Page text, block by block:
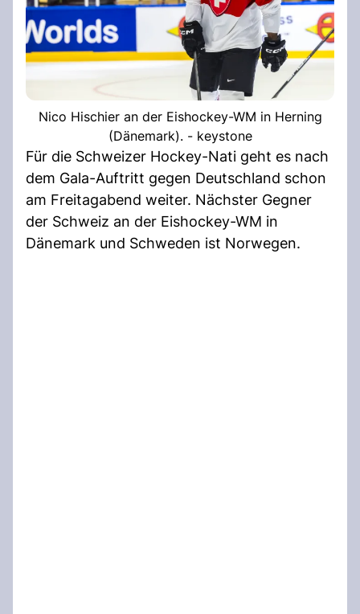
Nico Hischier an der Eishockey-WM in Herning
(Dänemark). - keystone
Für die Schweizer Hockey-Nati geht es nach
dem Gala-Auftritt gegen Deutschland schon
am Freitagabend weiter. Nächster Gegner
der Schweiz an der Eishockey-WM in
Dänemark und Schweden ist Norwegen.